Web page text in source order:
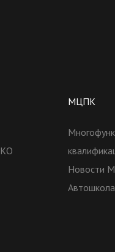
МЦПК
Новости
Автошкола